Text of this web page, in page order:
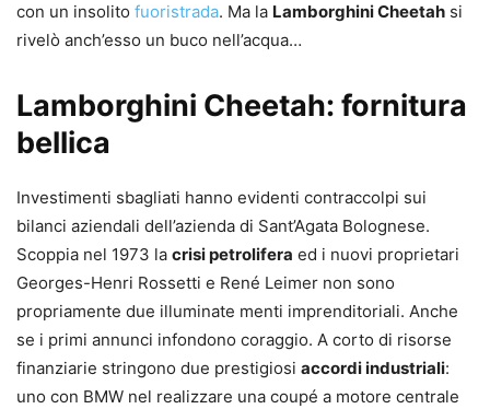
con un insolito fuoristrada. Ma la Lamborghini Cheetah si
rivelò anch’esso un buco nell’acqua…
Lamborghini Cheetah: fornitura
bellica
Investimenti sbagliati hanno evidenti contraccolpi sui
bilanci aziendali dell’azienda di Sant’Agata Bolognese.
Scoppia nel 1973 la crisi petrolifera ed i nuovi proprietari
Georges-Henri Rossetti e René Leimer non sono
propriamente due illuminate menti imprenditoriali. Anche
se i primi annunci infondono coraggio. A corto di risorse
finanziarie stringono due prestigiosi accordi industriali:
uno con BMW nel realizzare una coupé a motore centrale